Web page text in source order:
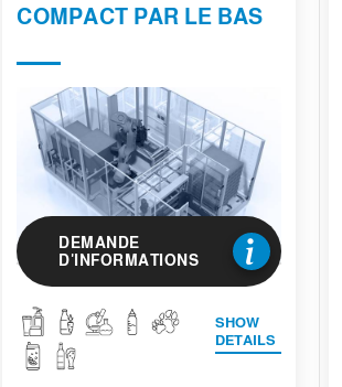
COMPACT PAR LE BAS
DEMANDE
D'INFORMATIONS
SHOW
DETAILS